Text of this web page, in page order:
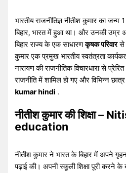
भारतीय राजनीतिज्ञ नीतीश कुमार का जन्म
बिहार, भारत में हुआ था। और उनकी उम्र
बिहार राज्य के एक साधारणकृषक परिवारसे
कुमार एक प्रमुख भारतीय स्वतंत्रता
नारायण की राजनीतिक विचारधारा से
राजनीति में शामिल हो गए और विभिन्न
kumar hindi .
नीतीश कुमार की शिक्षा –
education
नीतीश कुमार ने भारत के बिहार में अपने
पढ़ाई की। अपनी स्कूली शिक्षा पूरी करने के